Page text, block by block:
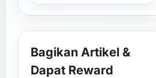
Bagikan Artikel &
Dapat Reward